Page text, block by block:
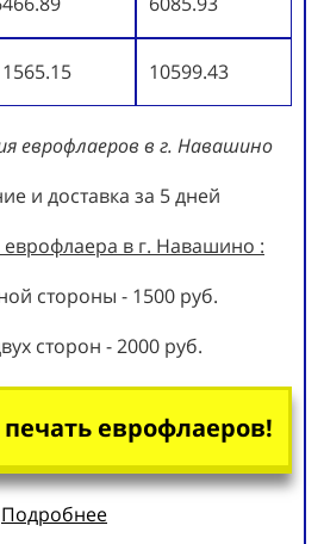
10599.43
еврофлаеров в г. Навашино
и доставка за 5 дней
в г. Навашино :
стороны - 1500 руб.
сторон - 2000 руб.
печать еврофлаеров!
Подробнее